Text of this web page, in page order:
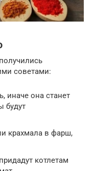
советами:
иначе она станет
будут
крахмала в фарш,
котлетам